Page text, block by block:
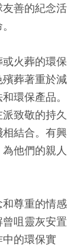
善的紀念活
火葬的環保
葬著重於減
環保產品。
致敬的持久
結合。有興
他們的親人
尊重的情感
咀靈灰安置
的環保實